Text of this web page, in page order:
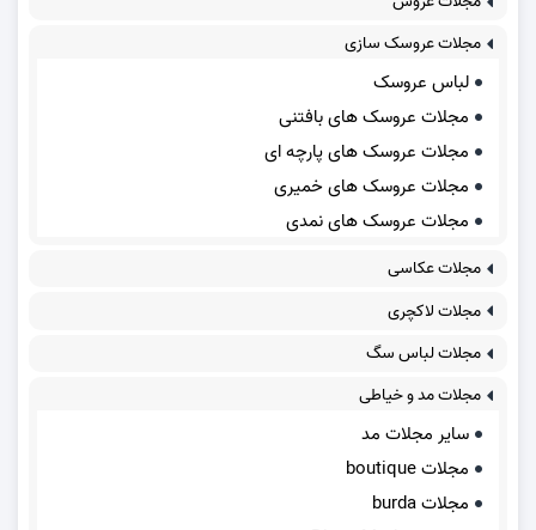
مجلات عروسک سازی
لباس عروسک
مجلات عروسک های بافتنی
مجلات عروسک های پارچه ای
مجلات عروسک های خمیری
مجلات عروسک های نمدی
مجلات عکاسی
مجلات لاکچری
مجلات لباس سگ
مجلات مد و خیاطی
سایر مجلات مد
مجلات boutique
مجلات burda